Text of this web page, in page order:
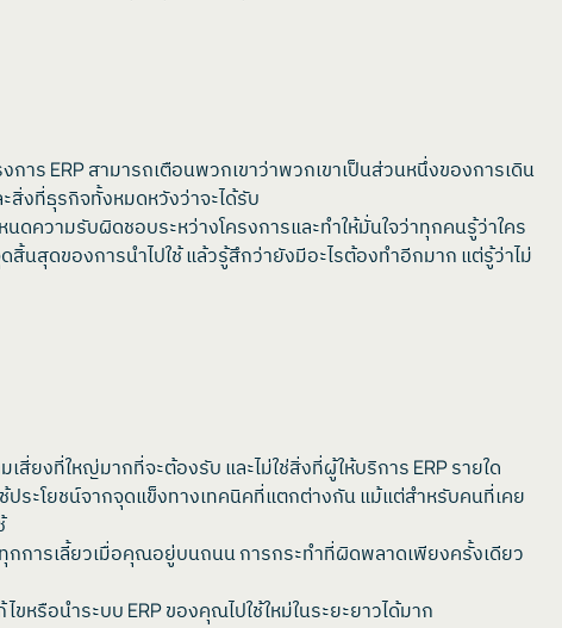
ร ERP สามารถเตือนพวกเขาว่าพวกเขาเป็นส่วนหนึ่งของการเดิน
งที่ธุรกิจทั้งหมดหวังว่าจะได้รับ
วามรับผิดชอบระหว่างโครงการและทำให้มั่นใจว่าทุกคนรู้ว่าใคร
นสุดของการนำไปใช้ แล้วรู้สึกว่ายังมีอะไรต้องทำอีกมาก แต่รู้ว่าไม่
สี่ยงที่ใหญ่มากที่จะต้องรับ และไม่ใช่สิ่งที่ผู้ให้บริการ ERP รายใด
ประโยชน์จากจุดแข็งทางเทคนิคที่แตกต่างกัน แม้แต่สำหรับคนที่เคย
กการเลี้ยวเมื่อคุณอยู่บนถนน การกระทำที่ผิดพลาดเพียงครั้งเดียว
หรือนำระบบ ERP ของคุณไปใช้ใหม่ในระยะยาวได้มาก